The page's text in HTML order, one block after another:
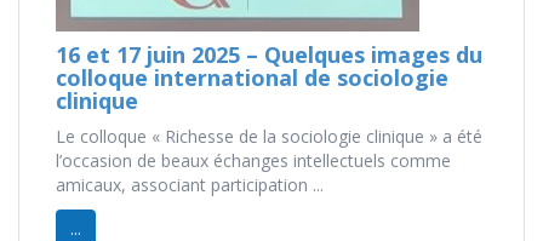
16 et 17 juin 2025 – Quelques images du
colloque international de sociologie
clinique
Le colloque « Richesse de la sociologie clinique » a été
l’occasion de beaux échanges intellectuels comme
amicaux, associant participation ...
...